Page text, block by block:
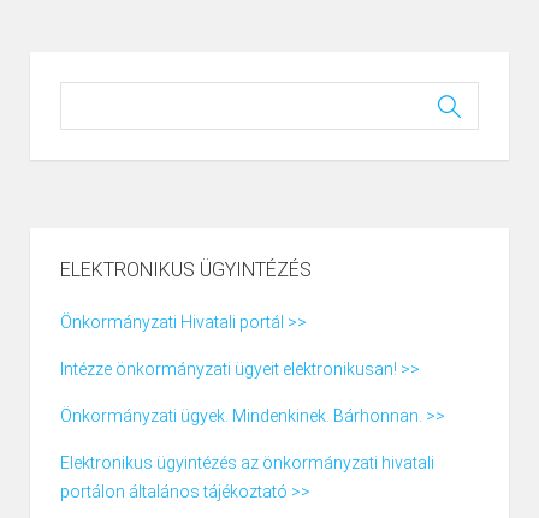
ELEKTRONIKUS ÜGYINTÉZÉS
Önkormányzati Hivatali portál >>
Intézze önkormányzati ügyeit elektronikusan! >>
Önkormányzati ügyek. Mindenkinek. Bárhonnan. >>
Elektronikus ügyintézés az önkormányzati hivatali
portálon általános tájékoztató >>